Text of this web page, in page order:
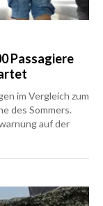
Passagiere
im Vergleich zum
des Sommers.
auf der